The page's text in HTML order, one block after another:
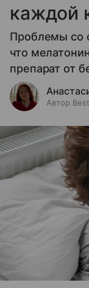
каждой
Проблемы со
что
препарат от
Автор